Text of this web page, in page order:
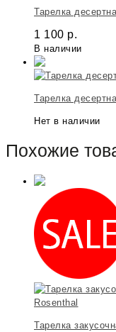
Тарелка
1 100 р.
В наличии
Тарелка
Нет в наличии
Похожие
Rosenthal
Тарелка